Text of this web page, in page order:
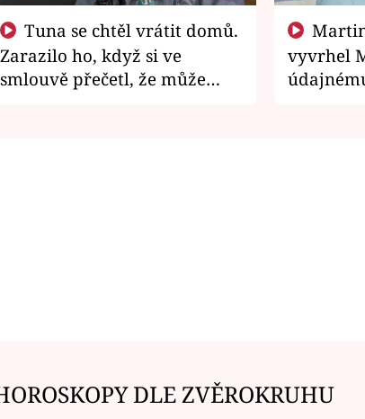
Zarazilo ho, když si ve
smlouvě přečetl, že může
vyvrhel
DLE ZVĚROKRUHU